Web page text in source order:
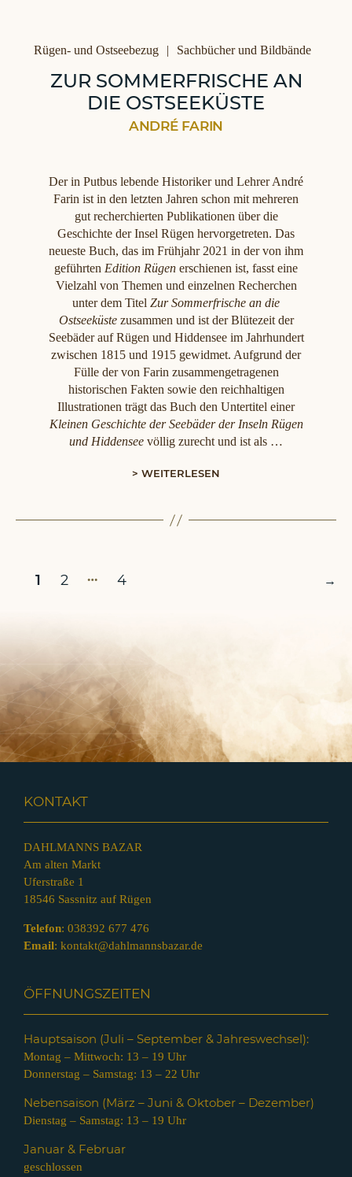
Kategorien
Rügen- und Ostseebezug Sachbücher und Bildbände
ZUR SOMMERFRISCHE AN
DIE OSTSEEKÜSTE
ANDRÉ FARIN
Der in Putbus lebende Historiker und Lehrer André
Farin ist in den letzten Jahren schon mit mehreren
gut recherchierten Publikationen über die
Geschichte der Insel Rügen hervorgetreten. Das
neueste Buch, das im Frühjahr 2021 in der von ihm
geführten Edition Rügen erschienen ist, fasst eine
Vielzahl von Themen und einzelnen Recherchen
unter dem Titel Zur Sommerfrische an die
Ostseeküstezusammen und ist der Blütezeit der
Seebäder auf Rügen und Hiddensee im Jahrhundert
zwischen 1815 und 1915 gewidmet. Aufgrund der
Fülle der von Farin zusammengetragenen
historischen Fakten sowie den reichhaltigen
Illustrationen trägt das Buch den Untertitel einer
Kleinen Geschichte der Seebäder der Inseln Rügen
und Hiddensee völlig zurecht und ist als …
> WEITERLESEN
Seitennummerierung
Beiträge
1 2 … 4 →
KONTAKT
DAHLMANNS BAZAR
Am alten Markt
Uferstraße 1
18546 Sassnitz auf Rügen
Telefon: 038392 677 476
Email: kontakt@dahlmannsbazar.de
ÖFFNUNGSZEITEN
Hauptsaison (Juli – September & Jahreswechsel):
Montag – Mittwoch: 13 – 19 Uhr
Donnerstag – Samstag: 13 – 22 Uhr
Nebensaison (März – Juni & Oktober – Dezember)
Dienstag – Samstag: 13 – 19 Uhr
Januar & Februar
geschlossen